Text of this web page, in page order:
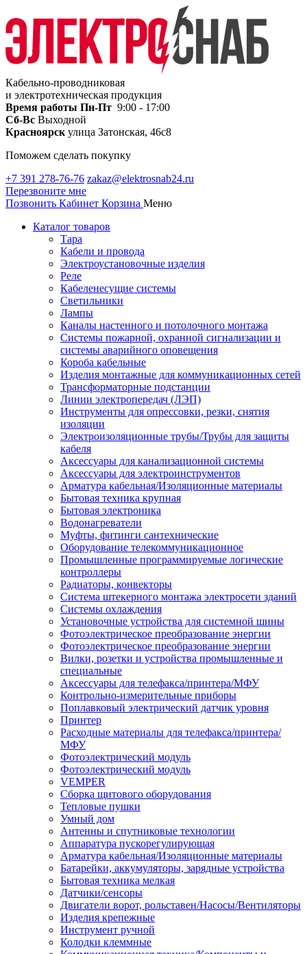
Кабельно-проводниковая
и электротехническая продукция
Время работы Пн-Пт 9:00 - 17:00
Сб-Вс Выходной
Красноярск улица Затонская, 46с8
Поможем сделать покупку
+7 391 278-76-76 zakaz@elektrosnab24.ru
Перезвоните мне
Позвонить Кабинет Корзина Меню
Каталог товаров
Тара
Кабели и провода
Электроустановочные изделия
Реле
Кабеленесущие системы
Светильники
Лампы
Каналы настенного и потолочного монтажа
Системы пожарной, охранной сигнализации и
системы аварийного оповещения
Короба кабельные
Изделия монтажные для коммуникационных сетей
Трансформаторные подстанции
Линии электропередач (ЛЭП)
Инструменты для опрессовки, резки, снятия
изоляции
Электроизоляционные трубы/Трубы для защиты
кабеля
Аксессуары для канализационной системы
Аксессуары для электроинструментов
Арматура кабельная/Изоляционные материалы
Бытовая техника крупная
Бытовая электроника
Водонагреватели
Муфты, фитинги сантехнические
Оборудование телекоммуникационное
Промышленные программируемые логические
контроллеры
Радиаторы, конвекторы
Система штекерного монтажа электросети зданий
Системы охлаждения
Установочные устройства для системной шины
Фотоэлектрическое преобразование энергии
Фотоэлектрическое преобразование энергии
Вилки, розетки и устройства промышленные и
специальные
Аксессуары для телефакса/принтера/МФУ
Контрольно-измерительные приборы
Поплавковый электрический датчик уровня
Принтер
Расходные материалы для телефакса/принтера/
МФУ
Фотоэлектрический модуль
Фотоэлектрический модуль
VEMPER
Сборка щитового оборудования
Тепловые пушки
Умный дом
Антенны и спутниковые технологии
Аппаратура пускорегулирующая
Арматура кабельная/Изоляционные материалы
Батарейки, аккумуляторы, зарядные устройства
Бытовая техника мелкая
Датчики/сенсоры
Двигатели ворот, рольставен/Насосы/Вентиляторы
Изделия крепежные
Инструмент ручной
Колодки клеммные